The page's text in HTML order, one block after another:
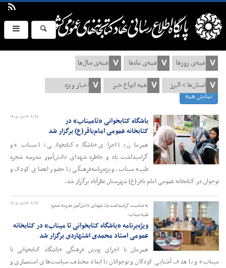
نمایش همه
۱۴۰۵-۰۵-۱۴ ۰۹:۲۷
باشگاه کتابخوانی «تامیناب» در
کتابخانه عمومی امام‌باقر(ع) برگزار شد
همزمان با اجرای «باشگاه کتابخوانی تا میناب» و
گرامیداشت یاد و خاطره شهدای دانش‌آموز مدرسه شجره
طیبه میناب، ویژه‌برنامه‌فرهنگی با حضور اعضای کودک و
نوجوان در کتابخانه عمومی امام باقر(ع) شهرستان نظرآباد برگزار شد.
۱۴۰۵-۰۵-۱۴ ۰۹:۲۶
به مناسبت گرامیداشت یاد شهدای دانش‌آموز مدرسه شجره
طیبه میناب؛
ویژه‌برنامه «باشگاه کتابخوانی تا میناب» در کتابخانه
عمومی استاد محمدی اشتهاردی برگزار شد
همزمان با اجرای پویش فرهنگی «باشگاه کتابخوانی تا
میناب» و با هدف آشنایی کودکان و نوجوانان با ابعاد مختلف سیاست‌های استعماری و